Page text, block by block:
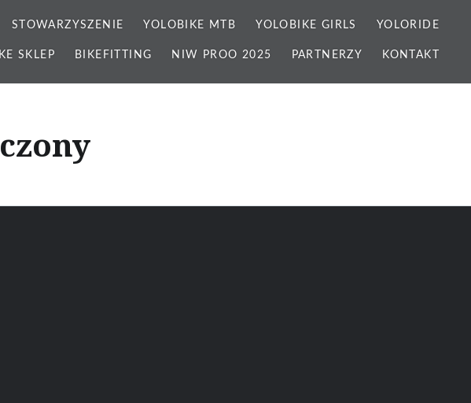
STOWARZYSZENIE YOLOBIKE MTB YOLOBIKE GIRLS YOLORIDE
SKLEP BIKEFITTING NIW PROO 2025 PARTNERZY KONTAKT